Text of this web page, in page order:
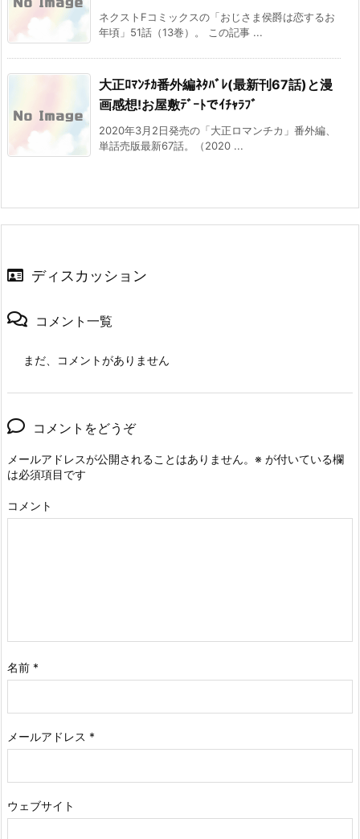
ネクストFコミックスの「おじさま侯爵は恋するお
年頃」51話（13巻）。 この記事 ...
大正ﾛﾏﾝﾁｶ番外編ﾈﾀﾊﾞﾚ(最新刊67話)と漫
画感想!お屋敷ﾃﾞｰﾄでｲﾁｬﾗﾌﾞ
2020年3月2日発売の「大正ロマンチカ」番外編、
単話売版最新67話。（2020 ...
ディスカッション
コメント一覧
まだ、コメントがありません
コメントをどうぞ
メールアドレスが公開されることはありません。 ※ が付いている欄
は必須項目です
コメント
名前 *
メールアドレス *
ウェブサイト